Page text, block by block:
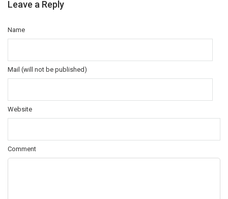
Leave a Reply
Name
Mail (will not be published)
Website
Comment